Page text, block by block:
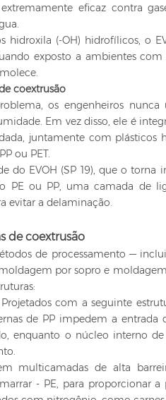
eficaz contra
hidroxila (-OH) hidrofílicos, o
exposto a ambientes
coextrusão
os engenheiros
Em vez disso, ele é
juntamente com plásticos
ou PET.
do EVOH (SP 19), que o torna
PE ou PP, uma camada de
evitar a delaminação.
de coextrusão
de processamento —
por sopro e
com a seguinte
de PP impedem a
enquanto o núcleo interno
multicamadas de alta
- PE, para proporcionar